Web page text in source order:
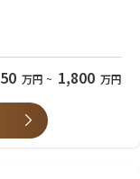
頂く可能性がありま
ざいますのでご安心く
調整、性能確認
ちの方
備・装置の操作、トラ
、機械いじりが伴う業
系業務、ラインの管理
万円 ~ 1,800 万円